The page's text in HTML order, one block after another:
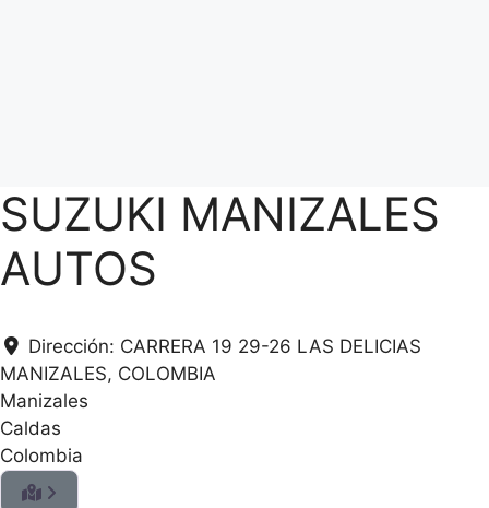
SUZUKI MANIZALES
AUTOS
Dirección: CARRERA 19 29-26 LAS DELICIAS
MANIZALES, COLOMBIA
Manizales
Caldas
Colombia